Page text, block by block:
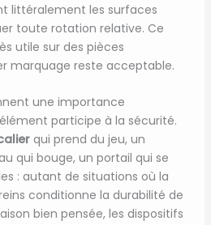
littéralement les surfaces
toute rotation relative. Ce
utile sur des pièces
marquage reste acceptable.
une importance
participe à la sécurité.
qui prend du jeu, un
qui bouge, un portail qui se
: autant de situations où la
conditionne la durabilité de
bien pensée, les dispositifs